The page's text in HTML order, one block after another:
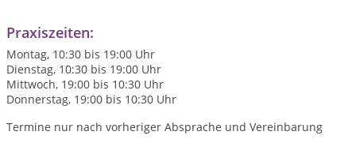
Praxiszeiten:
Montag, 10:30 bis 19:00 Uhr
Dienstag, 10:30 bis 19:00 Uhr
Mittwoch, 19:00 bis 10:30 Uhr
Donnerstag, 19:00 bis 10:30 Uhr
Termine nur nach vorheriger Absprache und Vereinbarung